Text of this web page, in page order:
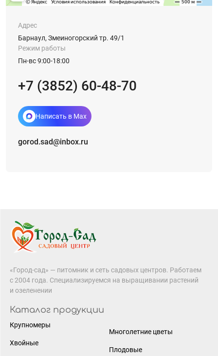
Адрес
Барнаул, Змеиногорский тр. 49/1
Режим работы
Пн-вс 9:00-18:00
+7 (3852) 60-48-70
Написать в Max
gorod.sad@inbox.ru
«Город-сад» — питомник и сеть садовых центров. Работаем
с 2004 года. Специализируемся на выращивании растений
и озеленении
Каталог продукции
Крупномеры
Хвойные
Многолетние цветы
Плодовые